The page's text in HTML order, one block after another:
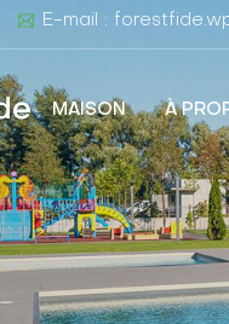
E-mail :
MAISON À